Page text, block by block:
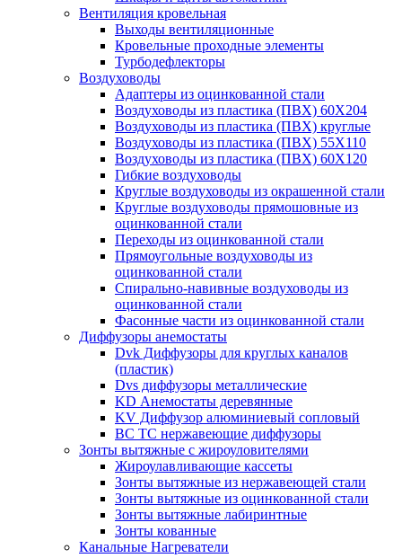
Вентиляция кровельная
Выходы вентиляционные
Кровельные проходные элементы
Турбодефлекторы
Воздуховоды
Адаптеры из оцинкованной стали
Воздуховоды из пластика (ПВХ) 60Х204
Воздуховоды из пластика (ПВХ) круглые
Воздуховоды из пластика (ПВХ) 55Х110
Воздуховоды из пластика (ПВХ) 60Х120
Гибкие воздуховоды
Круглые воздуховоды из окрашенной стали
Круглые воздуховоды прямошовные из
оцинкованной стали
Переходы из оцинкованной стали
Прямоугольные воздуховоды из
оцинкованной стали
Спирально-навивные воздуховоды из
оцинкованной стали
Фасонные части из оцинкованной стали
Диффузоры анемостаты
Dvk Диффузоры для круглых каналов
(пластик)
Dvs диффузоры металлические
KD Анемостаты деревянные
KV Диффузор алюминиевый сопловый
ВС ТС нержавеющие диффузоры
Зонты вытяжные с жироуловителями
Жироулавливающие кассеты
Зонты вытяжные из нержавеющей стали
Зонты вытяжные из оцинкованной стали
Зонты вытяжные лабиринтные
Зонты кованные
Канальные Нагреватели